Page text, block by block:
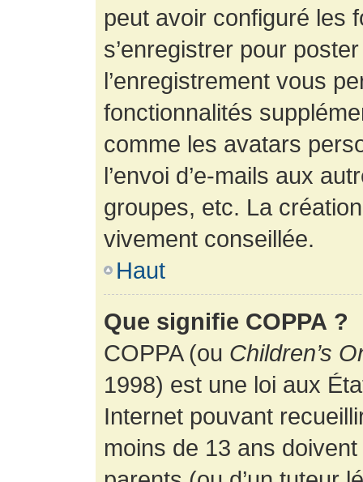
peut avoir configuré les
s’enregistrer pour
l’enregistrement vous
fonctionnalités
comme les avatars
l’envoi d’e-mails aux
groupes, etc. La
vivement conseillée.
Haut
Que signifie COPPA ?
COPPA (ou Children’s
1998) est une loi aux
Internet pouvant
moins de 13 ans